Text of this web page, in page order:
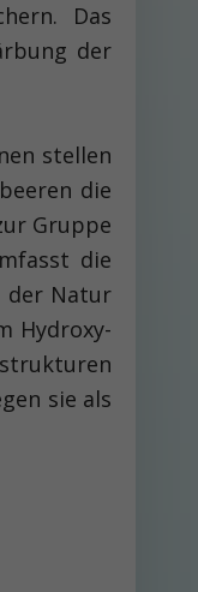
Das
der
stellen
die
Gruppe
die
der Natur
Hydroxy-
sie als